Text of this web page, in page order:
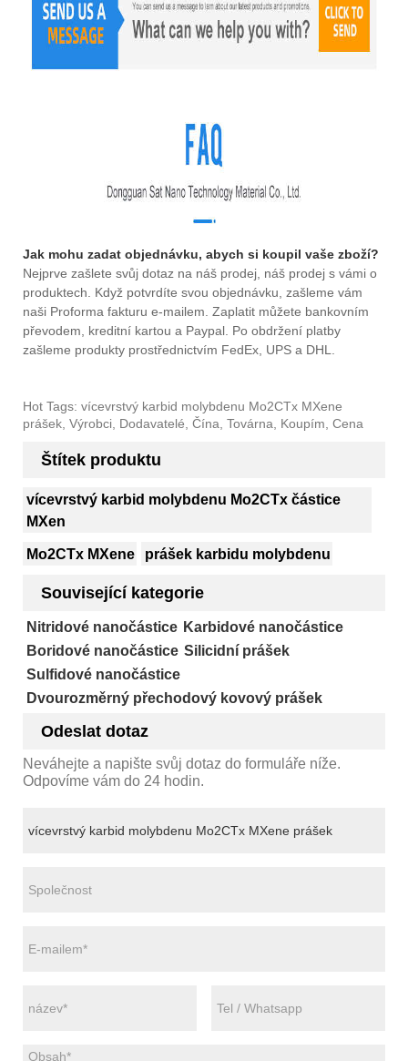
Jak mohu zadat objednávku, abych si koupil vaše zboží?
Nejprve zašlete svůj dotaz na náš prodej, náš prodej s vámi o
produktech. Když potvrdíte svou objednávku, zašleme vám
naši Proforma fakturu e-mailem. Zaplatit můžete bankovním
převodem, kreditní kartou a Paypal. Po obdržení platby
zašleme produkty prostřednictvím FedEx, UPS a DHL.
Hot Tags: vícevrstvý karbid molybdenu Mo2CTx MXene
prášek, Výrobci, Dodavatelé, Čína, Továrna, Koupím, Cena
Štítek produktu
vícevrstvý karbid molybdenu Mo2CTx částice
MXen
Mo2CTx MXene prášek karbidu molybdenu
Související kategorie
Nitridové nanočástice Karbidové nanočástice
Boridové nanočástice Silicidní prášek
Sulfidové nanočástice
Dvourozměrný přechodový kovový prášek
Odeslat dotaz
Neváhejte a napište svůj dotaz do formuláře níže.
Odpovíme vám do 24 hodin.